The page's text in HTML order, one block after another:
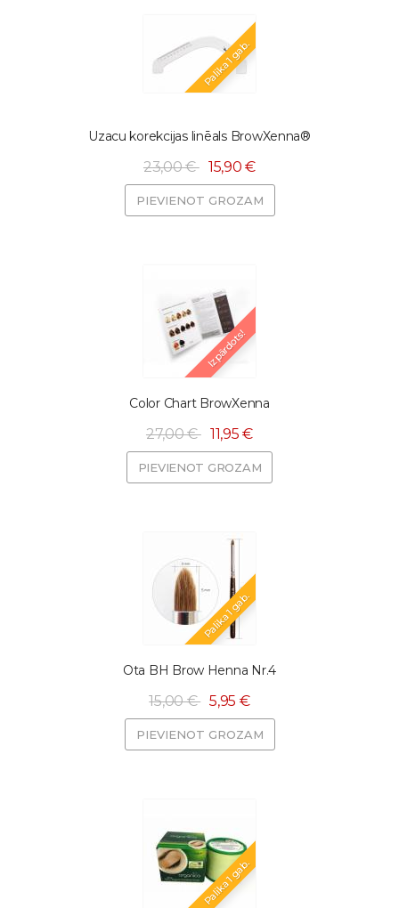
Palika 1 gab.
Uzacu korekcijas linēals BrowXenna®
23,00 € 15,90 €
PIEVIENOT GROZAM
Izpārdots!
Color Chart BrowXenna
27,00 € 11,95 €
PIEVIENOT GROZAM
Palika 1 gab.
Ota BH Brow Henna Nr.4
15,00 € 5,95 €
PIEVIENOT GROZAM
Palika 1 gab.